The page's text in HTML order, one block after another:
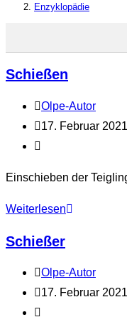
Enzyklopädie
Schießen
Beitrags-
Autor:
Olpe-Autor
Beitrag
veröffentlicht:
17. Februar 2021
Beitrags-
Einschieben der
WeiterlesenSchießen
Schießer
Beitrags-
Autor:
Olpe-Autor
Beitrag
veröffentlicht:
17. Februar 2021
Beitrags-